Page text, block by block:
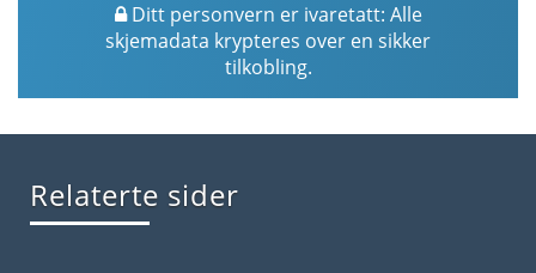
Ditt personvern er ivaretatt: Alle
skjemadata krypteres over en sikker
tilkobling.
Relaterte sider